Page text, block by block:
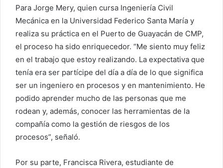
Para Jorge Mery, quien cursa Ingeniería Civil
Mecánica en la Universidad Federico Santa María y
realiza su práctica en el Puerto de Guayacán de CMP,
el proceso ha sido enriquecedor. “Me siento muy feliz
en el trabajo que estoy realizando. La expectativa que
tenía era ser partícipe del día a día de lo que significa
ser un ingeniero en procesos y en mantenimiento. He
podido aprender mucho de las personas que me
rodean y, además, conocer las herramientas de la
compañía como la gestión de riesgos de los
procesos”, señaló.
Por su parte, Francisca Rivera, estudiante de